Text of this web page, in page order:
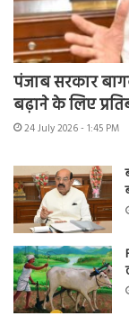
पंजाब सरकार
बढ़ाने के लिए
24 July 2026 - 1:45 PM